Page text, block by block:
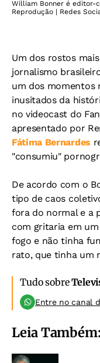
William Bonner é editor-
Reprodução | Redes
Um dos rostos
jornalismo
um dos momentos
inusitados da
no videocast do
apresentado por
Fátima Bernardes
"consumiu"
De acordo com o
tipo de caos
fora do normal e a
com gritaria em
fogo e não tinha
rato, que tinha um
Tudo sobre
Entre no canal
Leia Também: